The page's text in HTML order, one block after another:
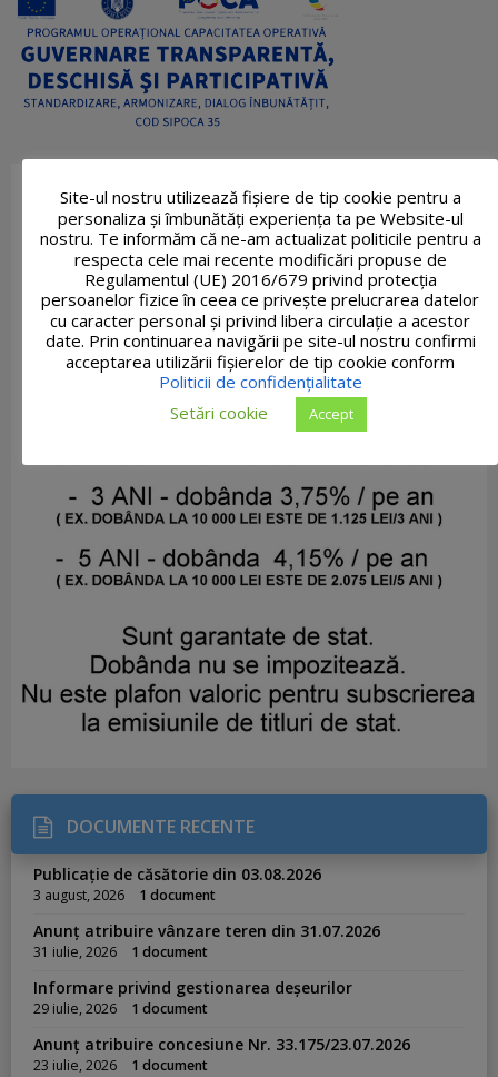
DOCUMENTE RECENTE
Publicație de căsătorie din 03.08.2026
3 august, 2026 1 document
Anunț atribuire vânzare teren din 31.07.2026
31 iulie, 2026 1 document
Informare privind gestionarea deșeurilor
29 iulie, 2026 1 document
Anunț atribuire concesiune Nr. 33.175/23.07.2026
23 iulie, 2026 1 document
Site-ul nostru utilizează fişiere de tip cookie pentru a
personaliza și îmbunătăți experiența ta pe Website-ul
nostru. Te informăm că ne-am actualizat politicile pentru a
respecta cele mai recente modificări propuse de
Regulamentul (UE) 2016/679 privind protecția
persoanelor fizice în ceea ce privește prelucrarea datelor
cu caracter personal și privind libera circulație a acestor
date. Prin continuarea navigării pe site-ul nostru confirmi
acceptarea utilizării fişierelor de tip cookie conform
Politicii de confidențialitate
Setări cookie
Accept